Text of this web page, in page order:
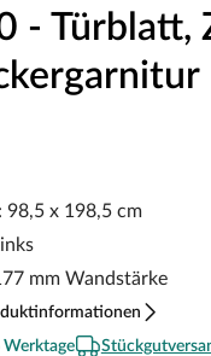
- Türblatt,
98,5 x 198,5 cm
mm Wandstärke
Werktage